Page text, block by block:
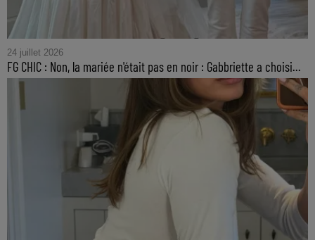
24 juillet 2026
FG CHIC : Non, la mariée n'était pas en noir : Gabbriette a choisi...